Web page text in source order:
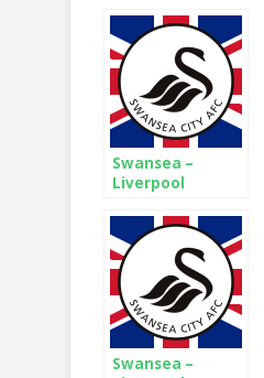
Swansea –
Liverpool
Swansea –